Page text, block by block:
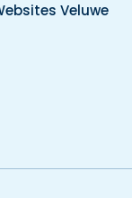
Veluwe